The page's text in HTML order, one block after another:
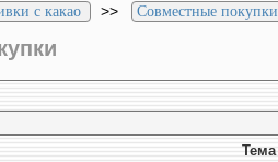
с какао >> Совместные покупки
Тема